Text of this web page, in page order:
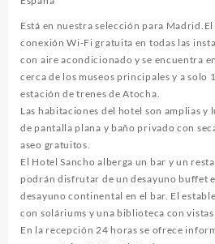
Está en nuestra selección para
conexión Wi-Fi gratuita en todas las
con aire acondicionado y se encuentra
cerca de los museos principales y a solo
estación de trenes de Atocha.
Las habitaciones del hotel son amplias y
de pantalla plana y baño privado con
aseo gratuitos.
El Hotel Sancho alberga un bar y un
podrán disfrutar de un desayuno buffet
desayuno continental en el bar. El
con soláriums y una biblioteca con vistas
En la recepción 24 horas se ofrece